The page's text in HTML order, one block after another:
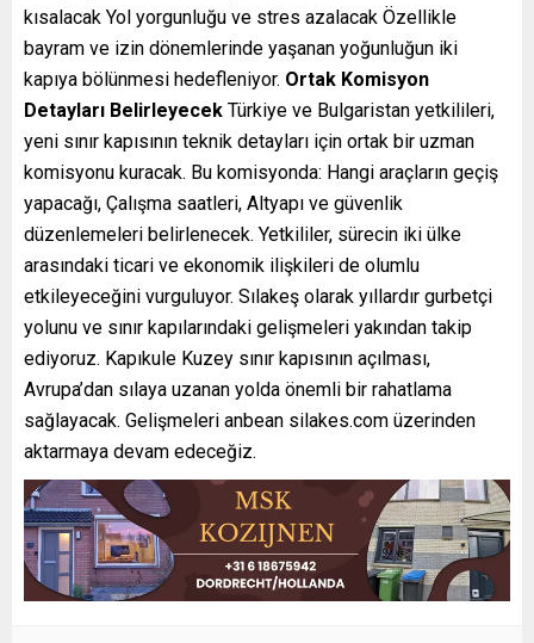
kısalacak Yol yorgunluğu ve stres azalacak Özellikle
bayram ve izin dönemlerinde yaşanan yoğunluğun iki
kapıya bölünmesi hedefleniyor. Ortak Komisyon
Detayları Belirleyecek Türkiye ve Bulgaristan yetkilileri,
yeni sınır kapısının teknik detayları için ortak bir uzman
komisyonu kuracak. Bu komisyonda: Hangi araçların geçiş
yapacağı, Çalışma saatleri, Altyapı ve güvenlik
düzenlemeleri belirlenecek. Yetkililer, sürecin iki ülke
arasındaki ticari ve ekonomik ilişkileri de olumlu
etkileyeceğini vurguluyor. Sılakeş olarak yıllardır gurbetçi
yolunu ve sınır kapılarındaki gelişmeleri yakından takip
ediyoruz. Kapıkule Kuzey sınır kapısının açılması,
Avrupa’dan sılaya uzanan yolda önemli bir rahatlama
sağlayacak. Gelişmeleri anbean silakes.com üzerinden
aktarmaya devam edeceğiz.